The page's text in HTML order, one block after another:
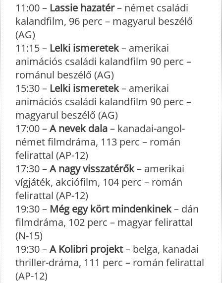
11:00 – Lassie hazatér– német családi
kalandfilm, 96 perc – magyarul beszélő
(AG)
11:15 – Lelki ismeretek– amerikai
animációs családi kalandfilm 90 perc –
románul beszélő (AG)
15:30 – Lelki ismeretek– amerikai
animációs családi kalandfilm 90 perc –
magyarul beszélő (AG)
17:00 –A nevek dala– kanadai-angol-
német filmdráma, 113 perc – román
felirattal (AP-12)
17:30 –A nagy visszatérők– amerikai
vígjáték, akciófilm, 104 perc – román
felirattal (AP-12)
19:30 – Még egy kört mindenkinek– dán
filmdráma, 102 perc – magyar felirattal
(N-15)
19:30 –A Kolibri projekt– belga, kanadai
thriller-dráma, 111 perc – román felirattal
(AP-12)